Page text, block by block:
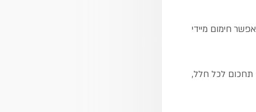
חימום מיידי
תחכום לכל חלל,